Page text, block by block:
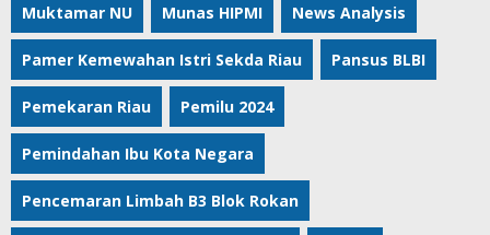
Muktamar NU Munas HIPMI News Analysis
Pamer Kemewahan Istri Sekda Riau Pansus BLBI
Pemekaran Riau Pemilu 2024
Pemindahan Ibu Kota Negara
Pencemaran Limbah B3 Blok Rokan